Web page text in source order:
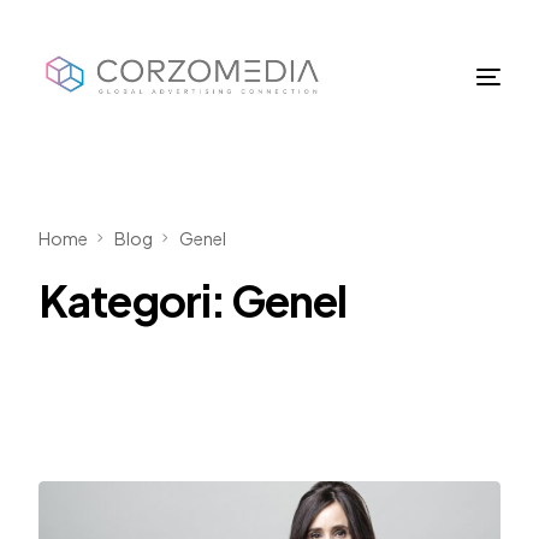
Home Blog Genel
Kategori: Genel